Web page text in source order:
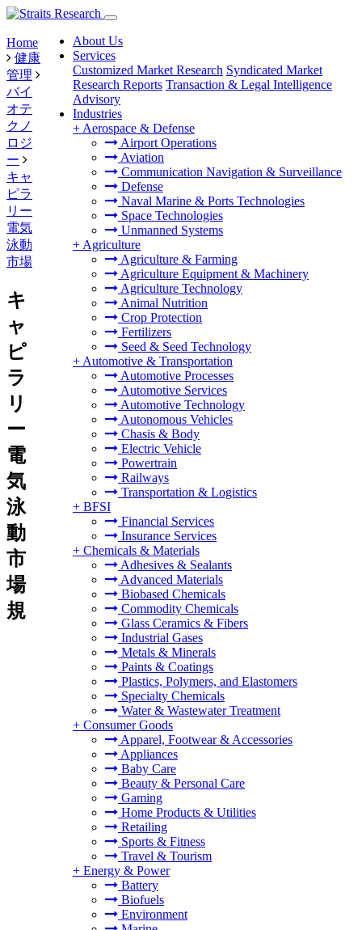
About Us
Services
Customized Market Research Syndicated Market
Research Reports Transaction & Legal Intelligence
Advisory
Industries
+ Aerospace & Defense
Airport Operations
Aviation
Communication Navigation & Surveillance
Defense
Naval Marine & Ports Technologies
Space Technologies
Unmanned Systems
+ Agriculture
Agriculture & Farming
Agriculture Equipment & Machinery
Agriculture Technology
Animal Nutrition
Crop Protection
Fertilizers
Seed & Seed Technology
+ Automotive & Transportation
Automotive Processes
Automotive Services
Automotive Technology
Autonomous Vehicles
Chasis & Body
Electric Vehicle
Powertrain
Railways
Transportation & Logistics
+ BFSI
Financial Services
Insurance Services
+ Chemicals & Materials
Adhesives & Sealants
Advanced Materials
Biobased Chemicals
Commodity Chemicals
Glass Ceramics & Fibers
Industrial Gases
Metals & Minerals
Paints & Coatings
Plastics, Polymers, and Elastomers
Specialty Chemicals
Water & Wastewater Treatment
+ Consumer Goods
Apparel, Footwear & Accessories
Appliances
Baby Care
Beauty & Personal Care
Gaming
Home Products & Utilities
Retailing
Sports & Fitness
Travel & Tourism
+ Energy & Power
Battery
Biofuels
Environment
Home
健康
管理
バイ
オテ
クノ
ロジ
ー
キャ
ピラ
リー
電気
泳動
市場
キ
ャ
ピ
ラ
リ
ー
電
気
泳
動
市
場
規